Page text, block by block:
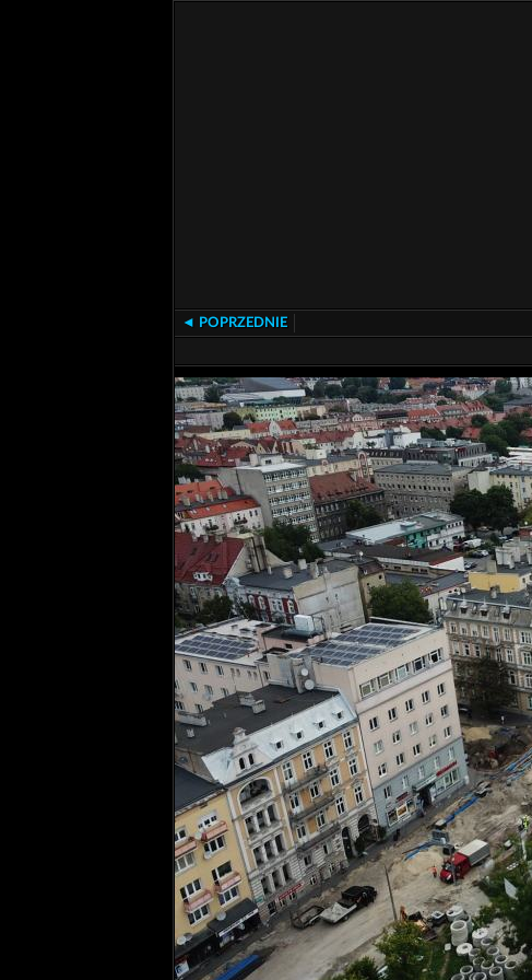
◄ POPRZEDNIE